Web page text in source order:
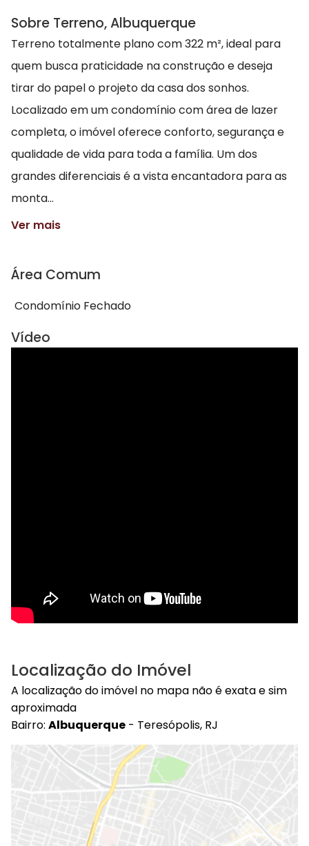
Sobre Terreno, Albuquerque
Terreno totalmente plano com 322 m², ideal para
quem busca praticidade na construção e deseja
tirar do papel o projeto da casa dos sonhos.
Localizado em um condomínio com área de lazer
completa, o imóvel oferece conforto, segurança e
qualidade de vida para toda a família. Um dos
grandes diferenciais é a vista encantadora para as
monta...
Ver mais
Área Comum
Condomínio Fechado
Vídeo
Localização do Imóvel
A localização do imóvel no mapa não é exata e sim
aproximada
Bairro: Albuquerque - Teresópolis, RJ